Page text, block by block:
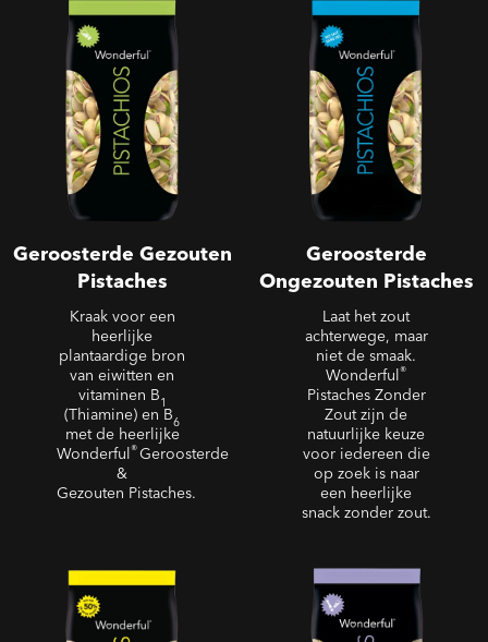
Pistaches
Geroosterde Gezouten
Pistaches
Kraak voor een
heerlijke
plantaardige bron
van eiwitten en
vitaminen B1
(Thiamine) en B6
met de heerlijke
Wonderful®Geroosterde
&
Gezouten Pistaches.
Pistaches
Geroosterde
Ongezouten Pistaches
Laat het zout
achterwege, maar
niet de smaak.
Wonderful®
Pistaches Zonder
Zout zijn de
natuurlijke keuze
voor iedereen die
op zoek is naar
een heerlijke
snack zonder zout.
Gezouten Pistaches